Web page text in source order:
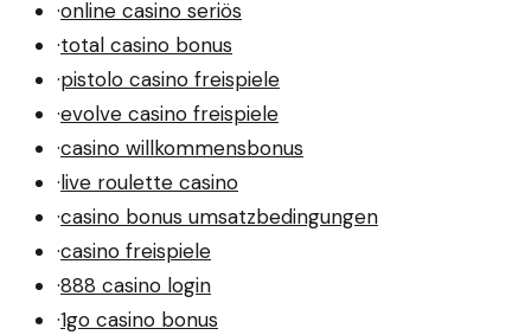
·online casino seriös
·total casino bonus
·pistolo casino freispiele
·evolve casino freispiele
·casino willkommensbonus
·live roulette casino
·casino bonus umsatzbedingungen
·casino freispiele
·888 casino login
·1go casino bonus